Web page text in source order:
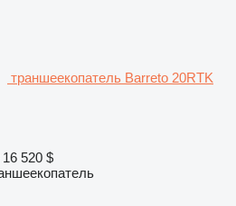
траншеекопатель Barreto 20RTK
16 520 $